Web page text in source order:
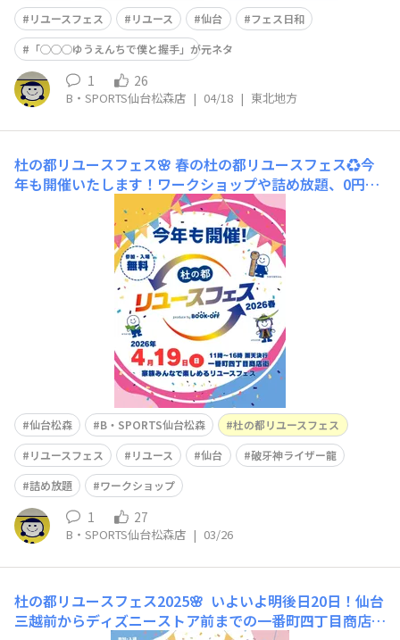
リユースフェス
リユース 仙台
フェス日和
「◯◯◯ゆうえんちで僕と握手」が元ネタ
1 26
B・SPORTS仙台松森店 | 04/18 | 東北地方
杜の都リユースフェス🌸 春の杜の都リユースフェス♻️今
年も開催いたします！ワークショップや詰め放題、0円古
着マルシェ、宮城のヒーロー破牙神ライザー龍のショー、
東北芸術高等専修学校のミュージックコースのみなさんの
ライブなどなど！イベント盛りだくさん！詳しくはInsta
gram(@morinomiyako.reusefes)ま
仙台松森 B・SPORTS仙台松森
杜の都リユースフェス
リユースフェス
リユース 仙台
破牙神ライザー龍
詰め放題
ワークショップ
1 27
B・SPORTS仙台松森店 | 03/26
杜の都リユースフェス2025🌸 いよいよ明後日20日！仙台
三越前からディズニーストア前までの一番町四丁目商店街